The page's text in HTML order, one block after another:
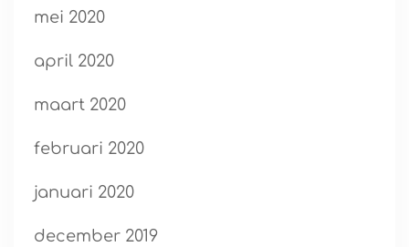
mei 2020
april 2020
maart 2020
februari 2020
januari 2020
december 2019